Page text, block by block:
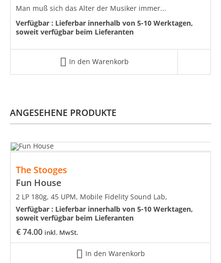
Man muß sich das Alter der Musiker immer...
Verfügbar : Lieferbar innerhalb von 5-10 Werktagen,
soweit verfügbar beim Lieferanten
In den Warenkorb
ANGESEHENE PRODUKTE
The Stooges
Fun House
€74.00 inkl. MwSt.
2 LP 180g, 45 UPM, Mobile Fidelity Sound Lab,
Verfügbar : Lieferbar innerhalb von 5-10 Werktagen,
soweit verfügbar beim Lieferanten
In den Warenkorb